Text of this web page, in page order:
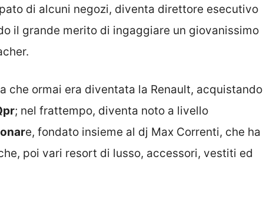
di alcuni negozi, diventa direttore esecutivo
il grande merito di ingaggiare un giovanissimo
che ormai era diventata la Renault, acquistando
; nel frattempo, diventa noto a livello
e, fondato insieme al dj Max Correnti, che ha
poi vari resort di lusso, accessori, vestiti ed